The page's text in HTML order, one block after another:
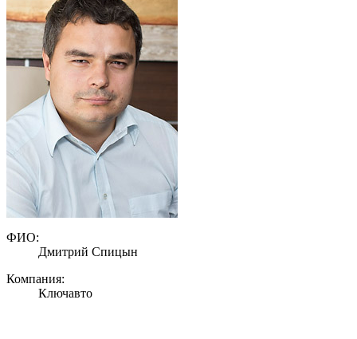
ФИО:
Дмитрий Спицын
Компания:
Ключавто